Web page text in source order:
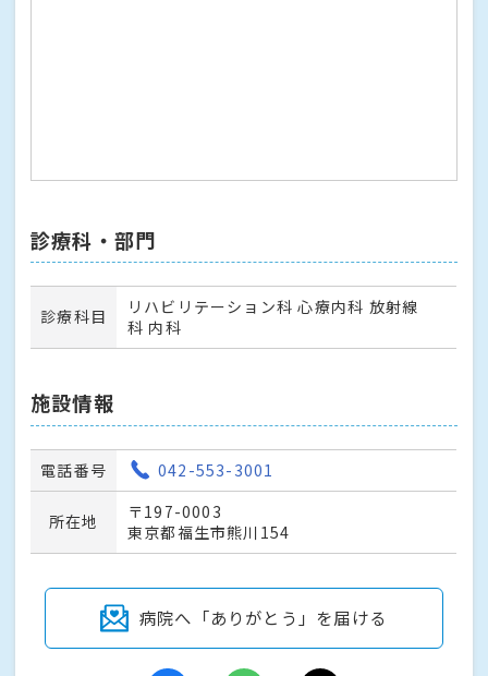
診療科・部門
診療科目
リハビリテーション科 心療内科 放射線
科 内科
施設情報
電話番号 042-553-3001
所在地
〒197-0003
東京都福生市熊川154
病院へ「ありがとう」を届ける